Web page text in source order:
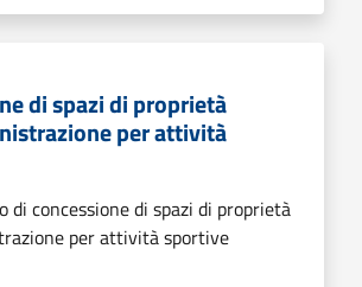
di spazi di proprietà
per attività
di concessione di spazi di proprietà
per attività sportive